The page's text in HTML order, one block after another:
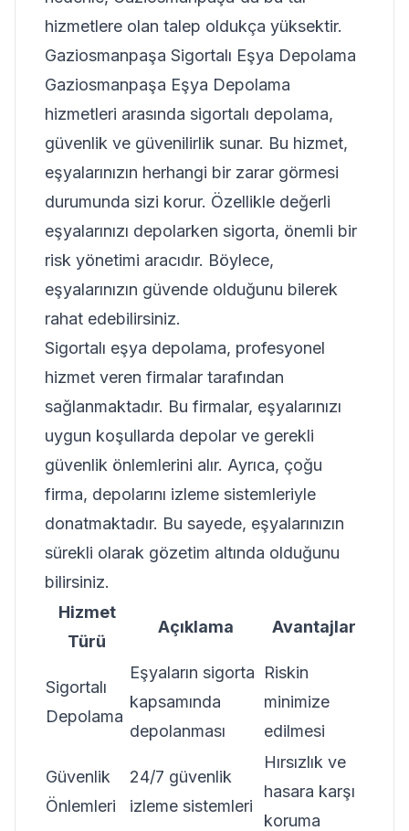
hizmetlere olan talep oldukça yüksektir.
Gaziosmanpaşa Sigortalı Eşya Depolama
Gaziosmanpaşa Eşya Depolama
hizmetleri arasında sigortalı depolama,
güvenlik ve güvenilirlik sunar. Bu hizmet,
eşyalarınızın herhangi bir zarar görmesi
durumunda sizi korur. Özellikle değerli
eşyalarınızı depolarken sigorta, önemli bir
risk yönetimi aracıdır. Böylece,
eşyalarınızın güvende olduğunu bilerek
rahat edebilirsiniz.
Sigortalı eşya depolama, profesyonel
hizmet veren firmalar tarafından
sağlanmaktadır. Bu firmalar, eşyalarınızı
uygun koşullarda depolar ve gerekli
güvenlik önlemlerini alır. Ayrıca, çoğu
firma, depolarını izleme sistemleriyle
donatmaktadır. Bu sayede, eşyalarınızın
sürekli olarak gözetim altında olduğunu
bilirsiniz.
Hizmet
Türü
Açıklama Avantajlar
Sigortalı
Depolama
Eşyaların sigorta
kapsamında
depolanması
Riskin
minimize
edilmesi
Güvenlik
Önlemleri
24/7 güvenlik
izleme sistemleri
Hırsızlık ve
hasara karşı
koruma